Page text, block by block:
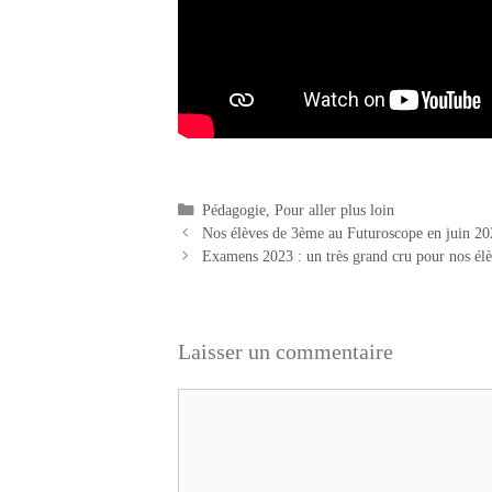
Catégories
Pédagogie, Pour aller plus loin
Nos élèves de 3ème au Futuroscope en juin
Examens 2023 : un très grand cru pour nos
Laisser un commentaire